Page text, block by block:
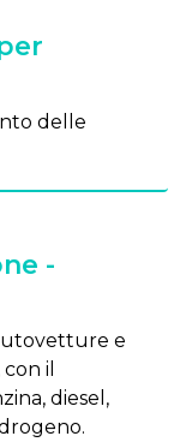
delle
-
e
il
diesel,